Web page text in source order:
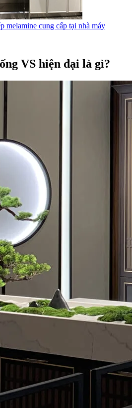
melamine cung cấp tại nhà máy
VS hiện đại là gì?